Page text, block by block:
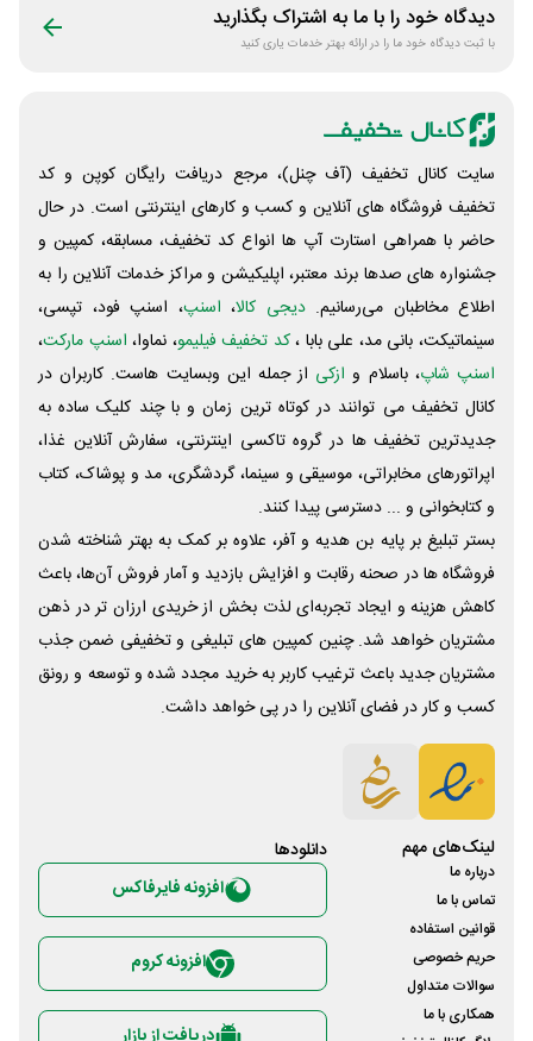
دیدگاه خود را با ما به اشتراک بگذارید
با ثبت دیدگاه خود ما را در ارائه بهتر خدمات یاری کنید
سایت کانال تخفیف (آف چنل)، مرجع دریافت رایگان کوپن و کد
تخفیف فروشگاه های آنلاین و کسب و‌ کارهای اینترنتی است. در حال
حاضر با همراهی استارت آپ ها انواع کد تخفیف، مسابقه، کمپین و
جشنواره های صدها برند معتبر، اپلیکیشن و مراکز خدمات آنلاین را به
اطلاع مخاطبان می‌رسانیم. دیجی کالا، اسنپ، اسنپ فود، تپسی،
سینماتیکت، بانی مد، علی‌ بابا ،کد تخفیف فیلیمو، نماوا، اسنپ مارکت،
اسنپ شاپ، باسلام و ازکی از جمله این وبسایت ‌هاست. کاربران در
کانال تخفیف می توانند در کوتاه ترین زمان و با چند کلیک ساده به
جدیدترین تخفیف ها در گروه تاکسی اینترنتی، سفارش آنلاین غذا،
اپراتورهای مخابراتی، موسیقی و سینما، گردشگری، مد و پوشاک، کتاب
و کتابخوانی و ... دسترسی پیدا کنند.
بستر تبلیغ بر پایه بن هدیه و آفر، علاوه بر کمک به بهتر شناخته شدن
فروشگاه ها در صحنه رقابت و افزایش بازدید و آمار فروش آن‌ها، باعث
کاهش هزینه و ایجاد تجربه‌ای لذت بخش از خریدی ارزان تر در ذهن
مشتریان خواهد شد. چنین کمپین های تبلیغی و تخفیفی ضمن جذب
مشتریان جدید باعث ترغیب کاربر به خرید مجدد شده و توسعه و رونق
کسب و کار در فضای آنلاین را در پی خواهد داشت.
لینک‌های مهم
درباره ما
تماس با ما
قوانین استفاده
حریم خصوصی
سوالات متداول
همکاری با ما
دانلود‌ها
افزونه فایرفاکس
افزونه کروم